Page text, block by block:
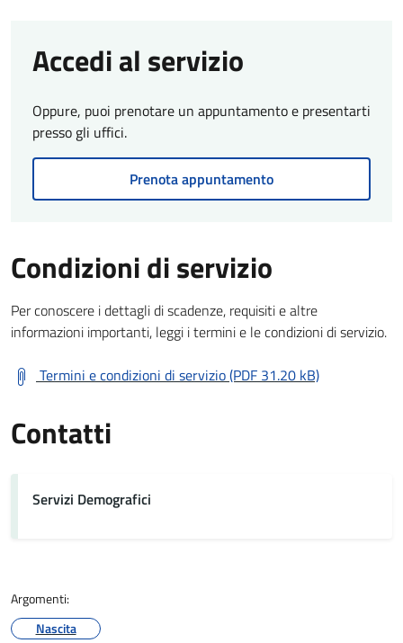
Accedi al servizio
Oppure, puoi prenotare un appuntamento e presentarti
presso gli uffici.
Prenota appuntamento
Condizioni di servizio
Per conoscere i dettagli di scadenze, requisiti e altre
informazioni importanti, leggi i termini e le condizioni di servizio.
Termini e condizioni di servizio (PDF 31.20 kB)
Contatti
Servizi Demografici
Argomenti:
Nascita